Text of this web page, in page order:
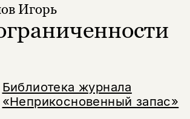
Библиотека журнала
«Неприкосновенный запас»
Игорь